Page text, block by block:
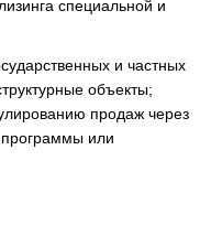
специальной и
и частных
объекты;
продаж через
программы или